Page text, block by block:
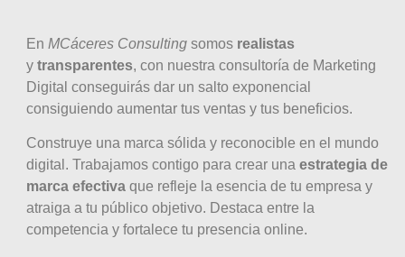
En MCáceres Consulting somos realistas
y transparentes, con nuestra consultoría de Marketing
Digital conseguirás dar un salto exponencial
consiguiendo aumentar tus ventas y tus beneficios.
Construye una marca sólida y reconocible en el mundo
digital. Trabajamos contigo para crear una estrategia de
marca efectiva que refleje la esencia de tu empresa y
atraiga a tu público objetivo. Destaca entre la
competencia y fortalece tu presencia online.